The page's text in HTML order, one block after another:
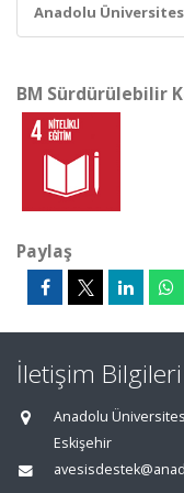
Anadolu
BM Sürdürülebilir
Paylaş
İletişim Bilgileri
Anadolu
Eskişehir